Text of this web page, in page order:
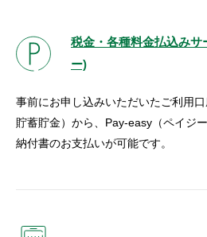
税金・各種料金払込み
ー)
事前にお申し込みいただいたご利用口
貯蓄貯金）から、Pay-easy（ペイジ
納付書のお支払いが可能です。